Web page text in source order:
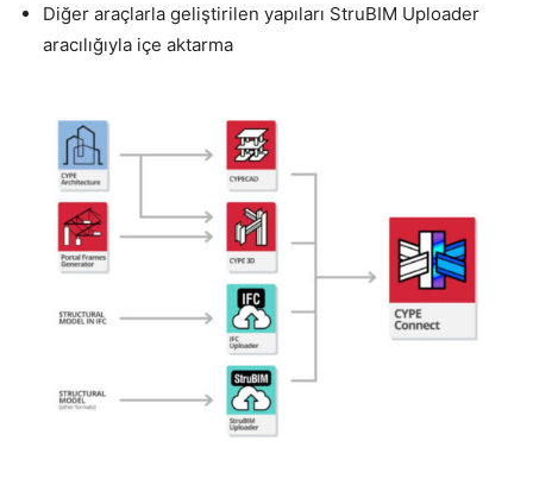
Diğer araçlarla geliştirilen yapıları StruBIM Uploader
aracılığıyla içe aktarma